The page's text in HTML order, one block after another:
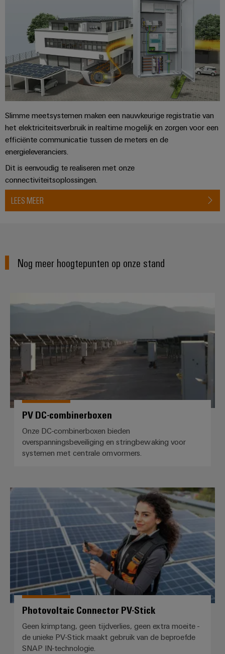
verbindingstechniek
voor je industrie.
Onze Industrial
Connectivity
innovaties.
het volgende
niveau - intuïtief,
Slimme meetsystemen maken een nauwkeurige registratie van
het elektriciteitsverbruik in realtime mogelijk en zorgen voor een
efficiënte communicatie tussen de meters en de
energieleveranciers.
Dit is eenvoudig te realiseren met onze
connectiviteitsoplossingen.
LEES MEER
Nog meer hoogtepunten op onze stand
PV DC-combinerboxen
Onze DC-combinerboxen bieden
overspanningsbeveiliging en stringbewaking voor
systemen met centrale omvormers.
Photovoltaic Connector PV-Stick
Photovoltaic Connector PV-Stick
Geen krimptang, geen tijdverlies, geen extra moeite -
de unieke PV-Stick maakt gebruik van de beproefde
SNAP IN-technologie.